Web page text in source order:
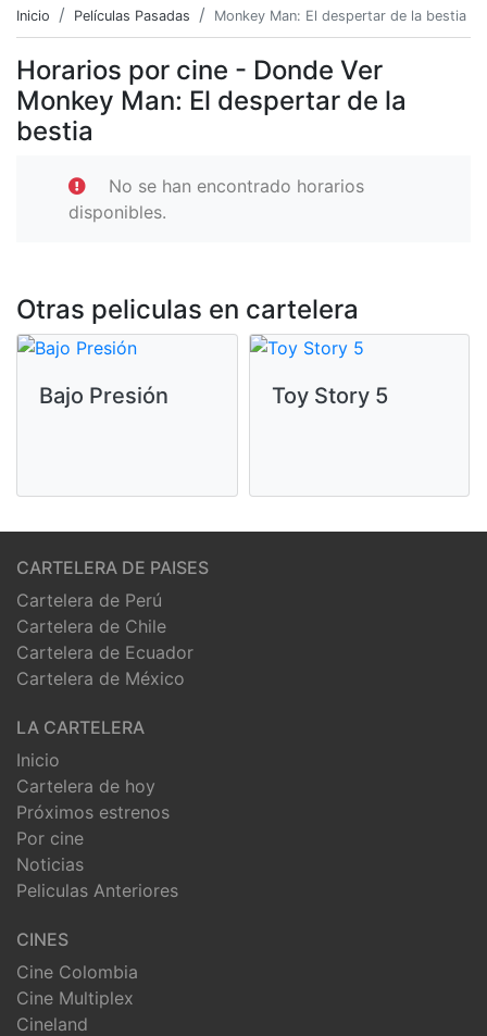
Inicio Películas Pasadas Monkey Man: El despertar de la bestia
Horarios por cine - Donde Ver
Monkey Man: El despertar de la
bestia
No se han encontrado horarios
disponibles.
Otras peliculas en cartelera
Bajo Presión Toy Story 5
CARTELERA DE PAISES
Cartelera de Perú
Cartelera de Chile
Cartelera de Ecuador
Cartelera de México
LA CARTELERA
Inicio
Cartelera de hoy
Próximos estrenos
Por cine
Noticias
Peliculas Anteriores
CINES
Cine Colombia
Cine Multiplex
Cineland